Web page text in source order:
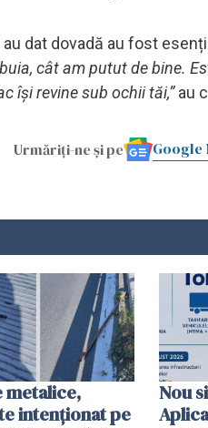
dat dovadă au fost
cât am putut de bine.
își revine sub ochii tăi,”au
Urmăriți-ne și pe Google
metalice,
intenționat pe
Nou